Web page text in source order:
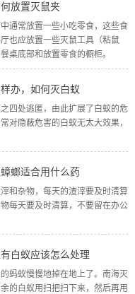
放置灭鼠夹
通常放置一些小吃零食，这些食
也应放置一些灭鼠工具（粘鼠
桌底部和放置零食的橱柜。
办，如何灭白蚁
四处逃匿，由此扩展了白蚁的危
对隐蔽危害的白蚁无太大效果，
螂适合用什么药
和杂物，每天的渣滓要及时清算
每天要及时清算，不要留在办公
白蚁应该怎么处理
蚂蚁慢慢地掉在地上了。南海灭
的白蚁用扫把扫下来，然后再用